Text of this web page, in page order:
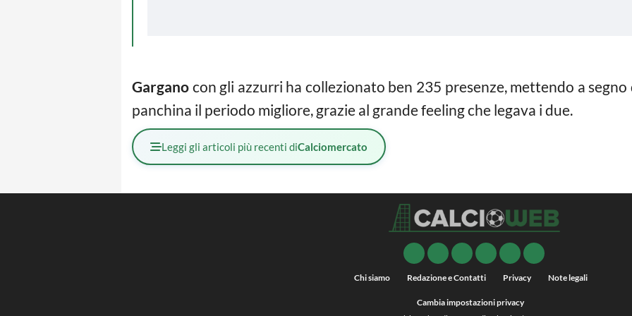
Gargano con gli azzurri ha collezionato ben 235 presenze, mettendo a
panchina il periodo migliore, grazie al grande feeling che legava i due.
Leggi gli articoli più recenti diCalciomercato
Chi siamo Redazione e Contatti Privacy Note legali
Cambia impostazioni privacy